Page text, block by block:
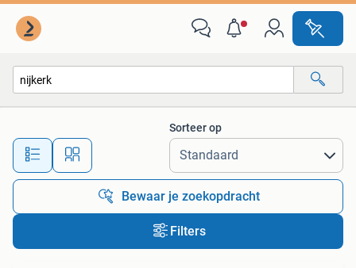
Alle afstanden…
Sorteer op
Bewaar je zoekopdracht
Filters